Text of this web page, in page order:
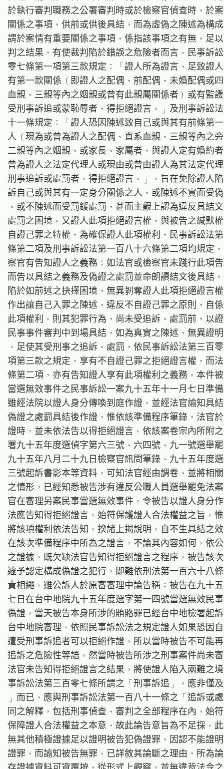
於執行審判職務之公署審判時或於檢察官偵查時，於
關係之事項，供前或供後具結，而為虛偽之陳述為構
謂於案情有重要關係之事項，係指該事項之有無，足
判之結果，有使裁判陷於錯誤之危險者而言。民事訴
零七條第一項第三款規定：「證人所為證言，足致證
有第一款關係（即證人之配偶、前配偶、未婚配偶或
血親、三親等內之姻親或曾有此親屬關係者）或有監
受刑事訴追或蒙恥辱者，得拒絕證言。」及刑事訴訟
十一條規定：「證人恐因陳述致自己或與其有前條第
人（現為或曾為證人之配偶、直系血親、三親等內之
二親等內之姻親、或家長、家屬者，與證人定有婚約
曾為證人之法定代理人或現由或曾由證人為其法定代
刑事追訴或處罰者，得拒絕證言。」，旨在免除證人
訴自己或與其有一定身分關係之人、或陳述不實而受
、或不陳述而受罰鍰處罰，甚而主觀上認為違反具結
處罰之困境。又證人此項拒絕證言權，與被告之緘默
自證己罪之特權，為確保證人此項權利，民事訴訟法
條第二項及刑事訴訟法第一百八十六條第二項均規定
察官有告知證人之義務；如法官或檢察官未踐行此項
而告以具結之義務及偽證之處罰並命朗讀結文後具結
陷於如前述之抉擇困境，無異剝奪證人此項拒絕證言
作出讓自己入罪之陳述，違反不自證己罪之原則，自
此項權利。則其犯罪行為，尚未受追訴、處罰前，以
民事事件審判中到場具結，如為真實之陳述，無異證
，足使其受刑事之追訴、處罰，依民事訴訟法第三百
項第三款之規定，享有不自證己罪之拒絕證言權，而
條第二項，亦有告知證人享有此項權利之義務。本件
當選無效事件之民事訴訟一案九十五年十一月七日準
雖經法院以證人身分傳喚到庭作證，並經法官諭知具
偽證之處罰具結後作證，惟依該準備程序筆錄，法官
證時，並未依法告以得拒絕證言。依該案卷宗內所附
署九十五年度選偵字第六三號、六四號、九一號選舉
九十五年八月二十九日檢察官訊問筆錄、九十五年度
三號起訴書影本等資料，可知法官經由調卷，並將相
之情形，已經知悉被告涉有違反公職人員選舉罷免法
官在審理另案民事當選無效事件，令被告以證人身分
法應告知得拒絕證言，始符保護證人合法權益之旨。
將該項權利依法告知，揆諸上揭說明，自不生具結之
在該次準備程序中所為之證言，不論其內容如何，依
之證據，既欠缺法官告知得拒絕證言之程序，被告該
遽予認定構成偽證之犯行，即難依刑法第一百六十八
責相繩。雖公訴人於原審審理中論告稱：被告在九十
七日在台中地院九十五年度選字第一四號當選無效民
偽證，當天被告本身所涉的賄賂罪已經台中地檢署起
台中地院審理，依照民事訴訟法之規定證人如果恐因
遭受刑事訴追者可以拒絕作證，所以當時被告不可能
追訴之危險性等語。然當時被告所涉之刑事案件尚未
法官未告知得拒絕證言之結果，將使證人陷入兩難之
事訴訟法第三百零七條所謂之「刑事訴追」，應非僅
」而已，應與刑事訴訟法第一百八十一條之「追訴或
同之解釋，包括刑事偵查、審判之全部程序在內，始
保障證人合法權益之本意，故此論告意旨為不足採。
無其他積極證據足以證明被告犯偽證罪，因認不能證
證罪，而諭知被告無罪。已詳敘其論斷之理由，所為